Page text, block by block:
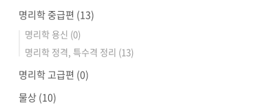
명리학 중급편 (13)
명리학 용신 (0)
명리학 정격, 특수격 정리 (13)
명리학 고급편 (0)
물상 (10)